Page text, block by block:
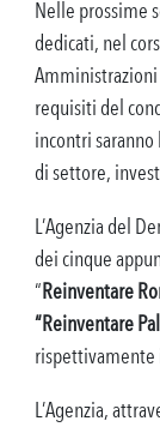
Nelle prossime
dedicati, nel
requisiti del
incontri saranno
di settore,
L’Agenzia del
dei cinque
“Reinventare
“Reinventare
rispettivamente
L’Agenzia,